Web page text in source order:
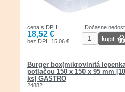
Dočasne
cena s DPH:
18,52 €
bez DPH 15,06 €
Burger box(mikrovlnitá
potlačou 150 x 150 x 95 mm
ks] GASTRO
24882